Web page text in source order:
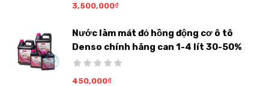
3,500,000₫
Nước làm mát đỏ hồng động cơ ô tô
Denso chính hãng can 1-4 lít 30-50%
450,000₫